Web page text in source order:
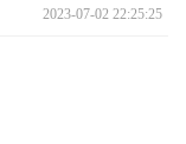
2023-07-02 22:25:25